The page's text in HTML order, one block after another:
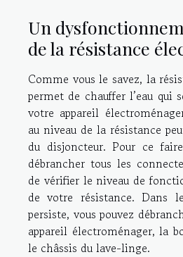
Un
de la résistance
Comme vous le savez, la
permet de chauffer l’eau
votre appareil
au niveau de la résistance
du disjoncteur. Pour ce
débrancher tous les
de vérifier le niveau de
de votre résistance. Dans
persiste, vous pouvez
appareil électroménager, la
le châssis du lave-linge.